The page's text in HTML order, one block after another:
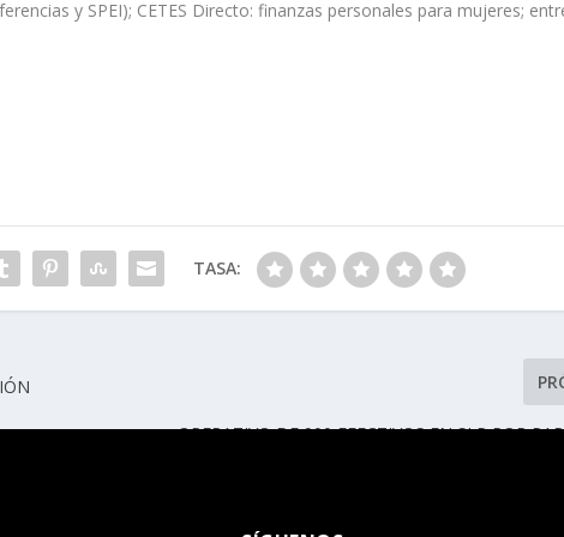
y SPEI); CETES Directo: finanzas personales para mujeres;
TASA:
OPERATIVO DE 900 EFECTIVOS EN SLP POR